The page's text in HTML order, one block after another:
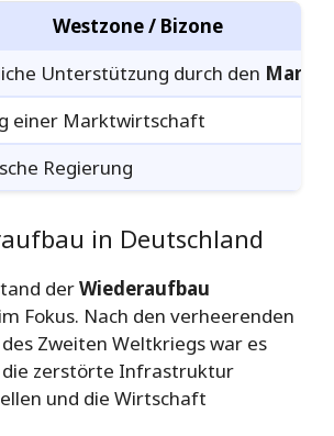
Westzone / Bizone
Unterstützung durch den
einer Marktwirtschaft
Regierung
in Deutschland
derWiederaufbau
Fokus. Nach den verheerenden
Zweiten Weltkriegs war es
die zerstörte Infrastruktur
und die Wirtschaft